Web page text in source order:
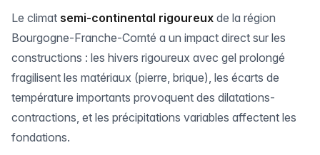
Le climat semi-continental rigoureux de la région
Bourgogne-Franche-Comté a un impact direct sur les
constructions : les hivers rigoureux avec gel prolongé
fragilisent les matériaux (pierre, brique), les écarts de
température importants provoquent des dilatations-
contractions, et les précipitations variables affectent les
fondations.